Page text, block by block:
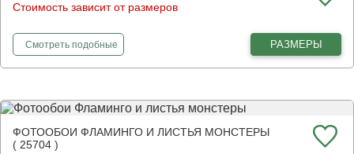
Стоимость зависит от размеров
Смотретьфотообои
подобные РАЗМЕРЫ
ФОТООБОИ ФЛАМИНГО И ЛИСТЬЯ МОНСТЕРЫ
( 25704 )